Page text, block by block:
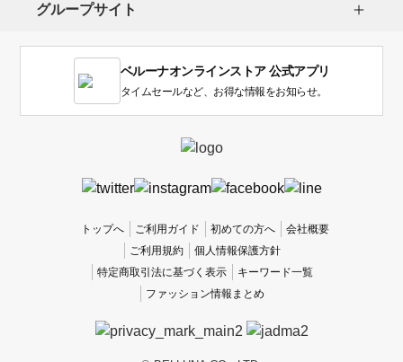
グループサイト
ベルーナオンラインストア 公式アプリ
タイムセールなど、お得な情報をお知らせ。
トップへ ご利用ガイド 初めての方へ
会社概要
ご利用規約
個人情報保護方針
特定商取引法に基づく表示
キーワード一覧
ファッション情報まとめ